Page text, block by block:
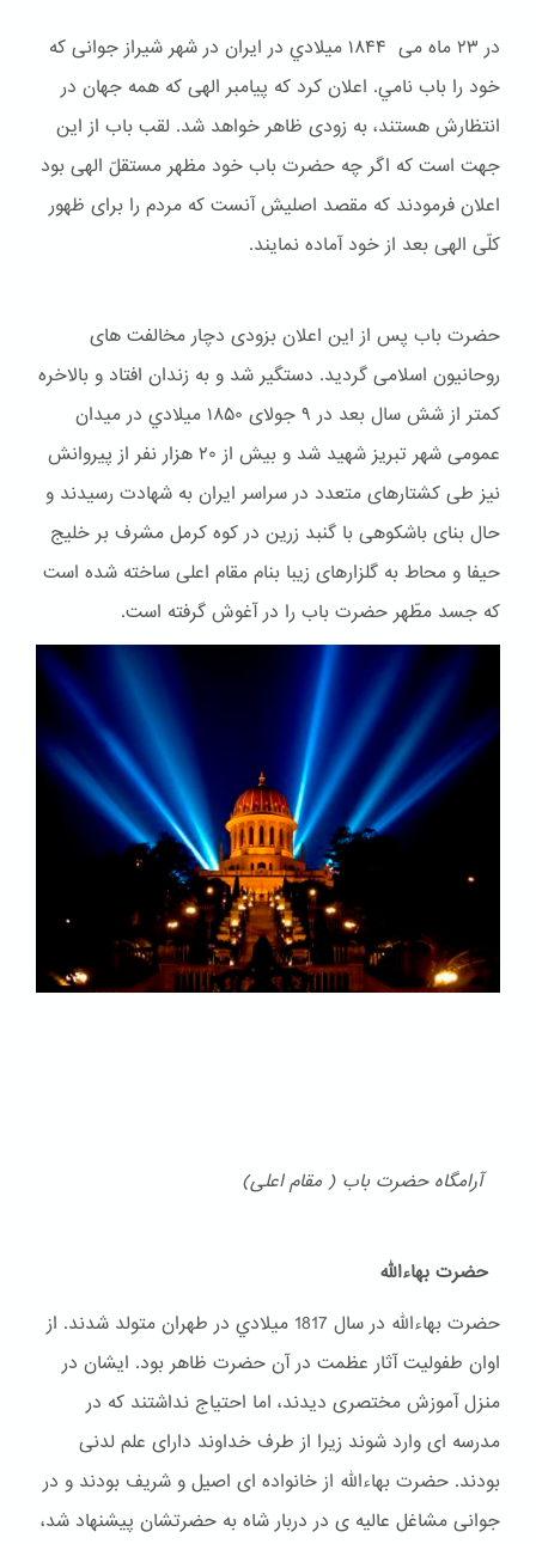
در ۲۳ ماه می ۱۸۴۴ ميلادي در ایران در شهر شیراز جوانی که
خود را باب نامي. اعلان کرد که پیامبر الهی که همه جهان در
انتظارش هستند، به زودی ظاهر خواهد شد. لقب باب از این
جهت است که اگر چه حضرت باب خود مظهر مستقلّ الهی بود
اعلان فرمودند که مقصد اصلیش آنست که مردم را برای ظهور
کلّی الهی بعد از خود آماده نمایند.
حضرت باب پس از این اعلان بزودی دچار مخالفت های
روحانیون اسلامی گردید. دستگیر شد و به زندان افتاد و بالاخره
کمتر از شش سال بعد در ۹ جولای ۱۸۵۰ ميلادي در میدان
عمومی شهر تبریز شهید شد و بیش از ۲۰ هزار نفر از پیروانش
نیز طی کشتارهای متعدد در سراسر ایران به شهادت رسیدند و
حال بنای باشكوهی با گنبد زرین در کوه کرمل مشرف بر خلیج
حیفا و محاط به گلزارهای زیبا بنام مقام اعلی ساخته شده است
که جسد مطّهر حضرت باب را در آغوش گرفته است.
آرامگاه حضرت باب ( مقام اعلی)
حضرت بهاءالله
حضرت بهاءالله در سال 1817 ميلادي در طهران متولد شدند. از
اوان طفولیت آثار عظمت در آن حضرت ظاهر بود. ایشان در
منزل آموزش مختصری دیدند، اما احتیاج نداشتند که در
مدرسه ای وارد شوند زیرا از طرف خداوند دارای علم لدنی
بودند. حضرت بهاءالله از خانواده ای اصیل و شریف بودند و در
جوانی مشاغل عالیه ی در دربار شاه به حضرتشان پیشنهاد شد،